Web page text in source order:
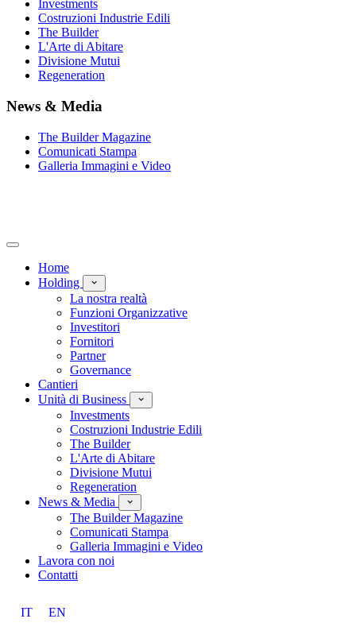
Investments
Costruzioni Industrie Edili
The Builder
L'Arte di Abitare
Divisione Mutui
Regeneration
News & Media
The Builder Magazine
Comunicati Stampa
Galleria Immagini e Video
Home
Holding
La nostra realtà
Funzioni Organizzative
Investitori
Fornitori
Partner
Governance
Cantieri
Unità di Business
Investments
Costruzioni Industrie Edili
The Builder
L'Arte di Abitare
Divisione Mutui
Regeneration
News & Media
The Builder Magazine
Comunicati Stampa
Galleria Immagini e Video
Lavora con noi
Contatti
IT EN